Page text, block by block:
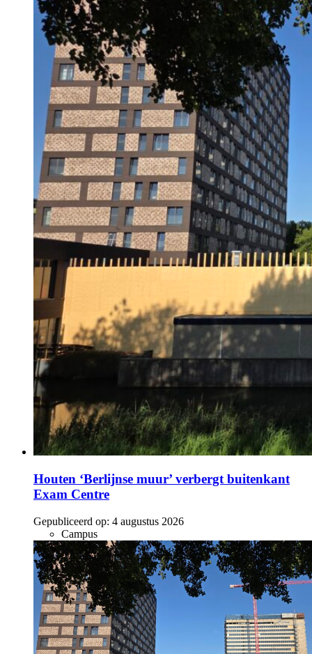
Houten ‘Berlijnse muur’ verbergt buitenkant
Exam Centre
Gepubliceerd op: 4 augustus 2026
Campus